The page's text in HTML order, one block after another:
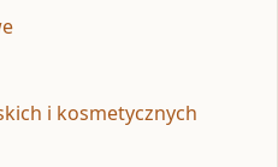
i kosmetycznych